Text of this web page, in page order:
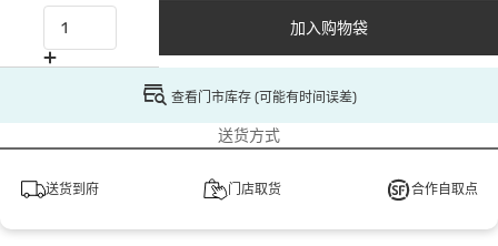
加入购物袋
查看门市库存 (可能有时间误差)
送货方式
送货到府 门店取货 合作自取点